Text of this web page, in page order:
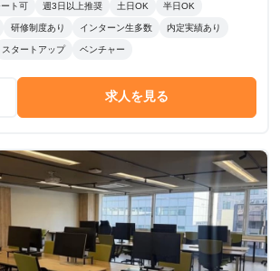
ト可 週3日以上推奨 土日OK 半日OK
研修制度あり インターン生多数 内定実績あり
スタートアップ ベンチャー
求人を見る